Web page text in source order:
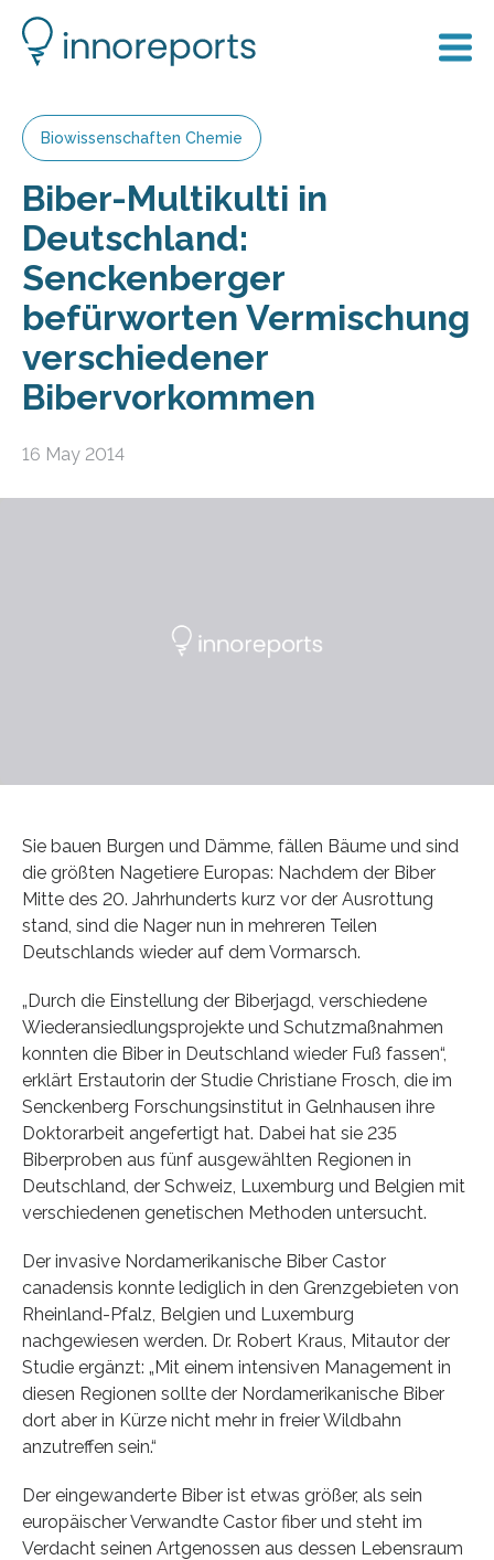
Biowissenschaften Chemie
Biber-Multikulti in
Deutschland:
Senckenberger
befürworten Vermischung
verschiedener
Bibervorkommen
16 May 2014
Sie bauen Burgen und Dämme, fällen Bäume und sind
die größten Nagetiere Europas: Nachdem der Biber
Mitte des 20. Jahrhunderts kurz vor der Ausrottung
stand, sind die Nager nun in mehreren Teilen
Deutschlands wieder auf dem Vormarsch.
„Durch die Einstellung der Biberjagd, verschiedene
Wiederansiedlungsprojekte und Schutzmaßnahmen
konnten die Biber in Deutschland wieder Fuß fassen“,
erklärt Erstautorin der Studie Christiane Frosch, die im
Senckenberg Forschungsinstitut in Gelnhausen ihre
Doktorarbeit angefertigt hat. Dabei hat sie 235
Biberproben aus fünf ausgewählten Regionen in
Deutschland, der Schweiz, Luxemburg und Belgien mit
verschiedenen genetischen Methoden untersucht.
Der invasive Nordamerikanische Biber Castor
canadensis konnte lediglich in den Grenzgebieten von
Rheinland-Pfalz, Belgien und Luxemburg
nachgewiesen werden. Dr. Robert Kraus, Mitautor der
Studie ergänzt: „Mit einem intensiven Management in
diesen Regionen sollte der Nordamerikanische Biber
dort aber in Kürze nicht mehr in freier Wildbahn
anzutreffen sein.“
Der eingewanderte Biber ist etwas größer, als sein
europäischer Verwandte Castor fiber und steht im
Verdacht seinen Artgenossen aus dessen Lebensraum